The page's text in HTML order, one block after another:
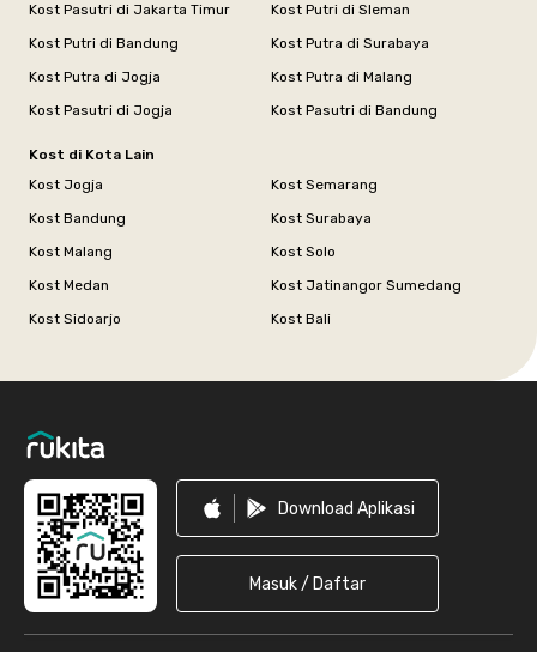
Kost Pasutri di Jakarta Timur
Kost Putri di Sleman
Kost Putri di Bandung
Kost Putra di Surabaya
Kost Putra di Jogja
Kost Putra di Malang
Kost Pasutri di Jogja
Kost Pasutri di Bandung
Kost di Kota Lain
Kost Jogja
Kost Semarang
Kost Bandung
Kost Surabaya
Kost Malang
Kost Solo
Kost Medan
Kost Jatinangor Sumedang
Kost Sidoarjo
Kost Bali
Download Aplikasi
Masuk / Daftar